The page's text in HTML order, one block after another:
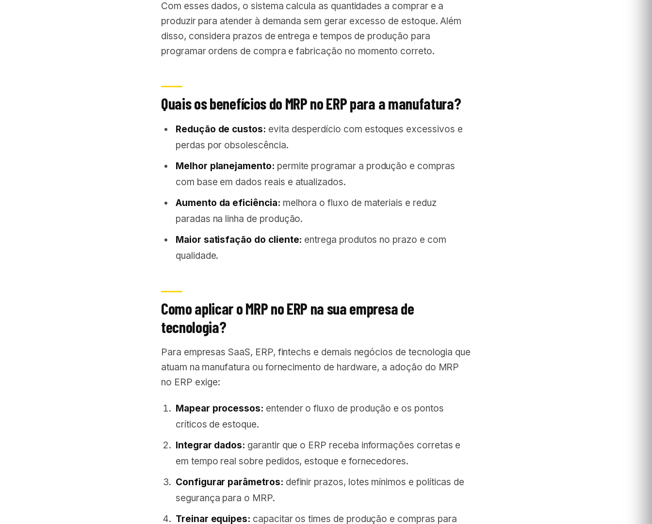
Com esses dados, o sistema calcula as quantidades a comprar e a
produzir para atender à demanda sem gerar excesso de estoque. Além
disso, considera prazos de entrega e tempos de produção para
programar ordens de compra e fabricação no momento correto.
Quais os benefícios do MRP no ERP para a manufatura?
Redução de custos: evita desperdício com estoques excessivos e
perdas por obsolescência.
Melhor planejamento: permite programar a produção e compras
com base em dados reais e atualizados.
Aumento da eficiência: melhora o fluxo de materiais e reduz
paradas na linha de produção.
Maior satisfação do cliente: entrega produtos no prazo e com
qualidade.
Como aplicar o MRP no ERP na sua empresa de
tecnologia?
Para empresas SaaS, ERP, fintechs e demais negócios de tecnologia que
atuam na manufatura ou fornecimento de hardware, a adoção do MRP
no ERP exige:
Mapear processos: entender o fluxo de produção e os pontos
críticos de estoque.
Integrar dados: garantir que o ERP receba informações corretas e
em tempo real sobre pedidos, estoque e fornecedores.
Configurar parâmetros: definir prazos, lotes mínimos e políticas de
segurança para o MRP.
Treinar equipes: capacitar os times de produção e compras para